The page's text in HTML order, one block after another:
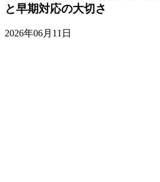
と早期対応の大切さ
2026年06月11日